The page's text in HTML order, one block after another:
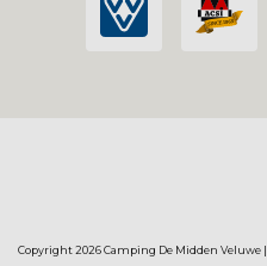
Copyright 2026 Camping De Midden Veluwe |